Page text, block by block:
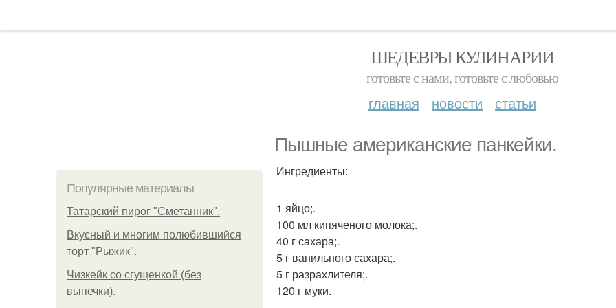
ШЕДЕВРЫ КУЛИНАРИИ
готовьте с нами, готовьте с любовью
главная новости статьи
Пышные американские панкейки.
Популярные материалы
Татарский пирог "Сметанник".
Вкусный и многим полюбившийся
торт "Рыжик".
Чизкейк со сгущенкой (без
выпечки).
Ингредиенты:
1 яйцо;.
100 мл кипяченого молока;.
40 г сахара;.
5 г ванильного сахара;.
5 г разрахлителя;.
120 г муки.